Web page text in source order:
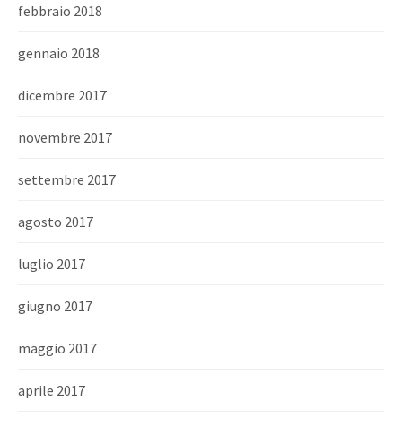
febbraio 2018
gennaio 2018
dicembre 2017
novembre 2017
settembre 2017
agosto 2017
luglio 2017
giugno 2017
maggio 2017
aprile 2017